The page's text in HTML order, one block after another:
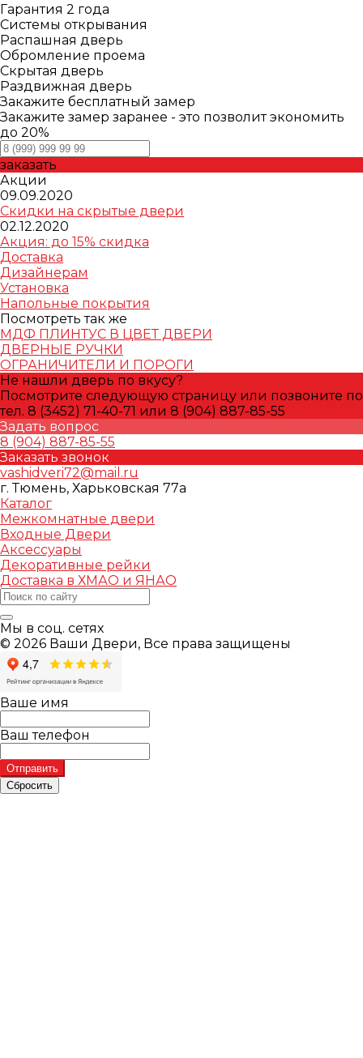
Гарантия 2 года
Системы открывания
Распашная дверь
Обромление проема
Скрытая дверь
Раздвижная дверь
Закажите бесплатный замер
Закажите замер заранее - это позволит экономить
до 20%
заказать
Акции
09.09.2020
Скидки на скрытые двери
02.12.2020
Акция: до 15% скидка
Доставка
Дизайнерам
Установка
Напольные покрытия
Посмотреть так же
МДФ ПЛИНТУС В ЦВЕТ ДВЕРИ
ДВЕРНЫЕ РУЧКИ
ОГРАНИЧИТЕЛИ И ПОРОГИ
Не нашли дверь по вкусу?
Посмотрите следующую страницу или позвоните по
тел. 8 (3452) 71-40-71 или 8 (904) 887-85-55
Задать вопрос
8 (904) 887-85-55
Заказать звонок
vashidveri72@mail.ru
г. Тюмень, Харьковская 77а
Каталог
Межкомнатные двери
Входные Двери
Аксессуары
Декоративные рейки
Доставка в ХМАО и ЯНАО
Мы в соц. сетях
© 2026 Ваши Двери, Все права защищены
Ваше имя
Ваш телефон
Отправить